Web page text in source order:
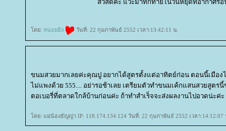
สวัสดีคะ แวะมาทักทายในวันหยุดที่อากาศร้อ
ดย: หน่อยอิง วันที่: 22 กุมภาพันธ์ 2552 เวลา:13:42:11 น.
ขนมสวยมากเลยค่ะคุณปู อยากได้สูตรตั้งแต่อาทิตย์ก่อน ตอนนี้เมือง
ไม่แพงด้วย 555.... อย่ารอช้าเลย เตรียมตัวทำขนมเค้กแสนสวยสูตร
ตอเบอรี่ที่ตลาดใกล้บ้านก่อนค่ะ ถ้าทำสำเร็จจะส่งผลงานไปอวดน่ะค่ะ
ดย: แม่น้องธัญญ่า IP: 118.174.134.124 วันที่: 22 กุมภาพันธ์ 2552 เวลา:14:12:07